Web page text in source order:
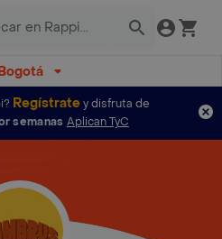
Regístratey disfruta de
semanas Aplican TyC